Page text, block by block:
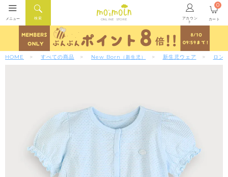
ONLINE STORE アカウン
ト
検索
メニュー カート
0
HOME すべての商品 New Born （新生児） 新生児ウェア ロン